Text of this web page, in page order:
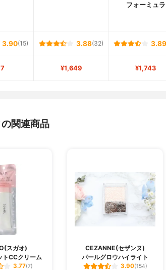
フォーミュラ
3.90(15) 3.88(32) 3.89
¥1,649 ¥1,743
関連商品
スガオ)
トCCクリーム
3.77(7)
CEZANNE(セザンヌ)
パールグロウハイライト
3.90(154)